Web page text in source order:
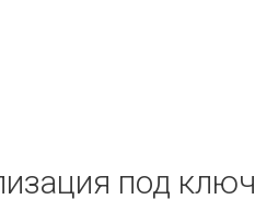
под ключ